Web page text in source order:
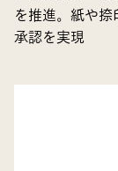
を推進。紙や
承認を実現